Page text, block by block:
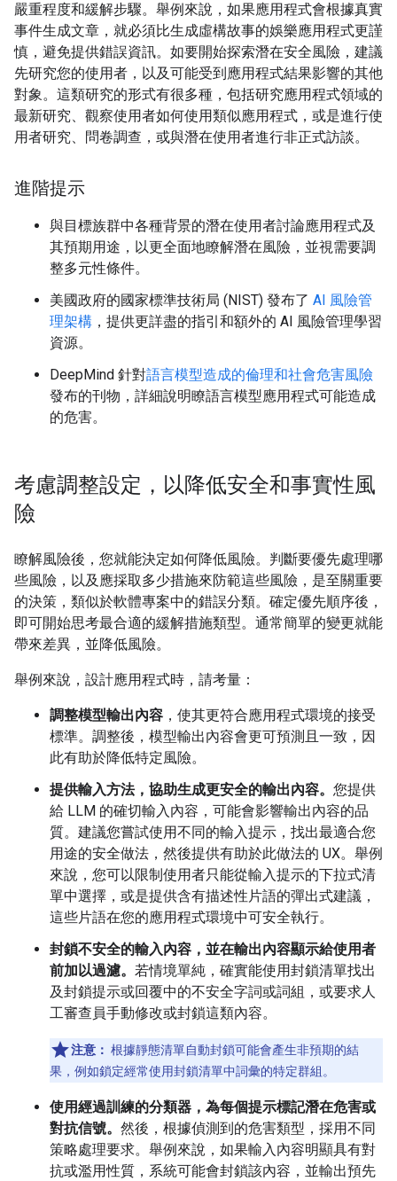
嚴重程度和緩解步驟。舉例來說，如果應用程式會根據真實
事件生成文章，就必須比生成虛構故事的娛樂應用程式更謹
慎，避免提供錯誤資訊。如要開始探索潛在安全風險，建議
先研究您的使用者，以及可能受到應用程式結果影響的其他
對象。這類研究的形式有很多種，包括研究應用程式領域的
最新研究、觀察使用者如何使用類似應用程式，或是進行使
用者研究、問卷調查，或與潛在使用者進行非正式訪談。
進階提示
與目標族群中各種背景的潛在使用者討論應用程式及
其預期用途，以更全面地瞭解潛在風險，並視需要調
整多元性條件。
美國政府的國家標準技術局 (NIST) 發布了 AI 風險管
理架構 ，提供更詳盡的指引和額外的 AI 風險管理學習
資源。
DeepMind 針對語言模型造成的倫理和社會危害風險
發布的刊物，詳細說明瞭語言模型應用程式可能造成
的危害。
考慮調整設定，以降低安全和事實性風
險
瞭解風險後，您就能決定如何降低風險。判斷要優先處理哪
些風險，以及應採取多少措施來防範這些風險，是至關重要
的決策，類似於軟體專案中的錯誤分類。確定優先順序後，
即可開始思考最合適的緩解措施類型。通常簡單的變更就能
帶來差異，並降低風險。
舉例來說，設計應用程式時，請考量：
調整模型輸出內容 ，使其更符合應用程式環境的接受
標準。調整後，模型輸出內容會更可預測且一致，因
此有助於降低特定風險。
提供輸入方法，協助生成更安全的輸出內容。 您提供
給 LLM 的確切輸入內容，可能會影響輸出內容的品
質。建議您嘗試使用不同的輸入提示，找出最適合您
用途的安全做法，然後提供有助於此做法的 UX。舉例
來說，您可以限制使用者只能從輸入提示的下拉式清
單中選擇，或是提供含有描述性片語的彈出式建議，
這些片語在您的應用程式環境中可安全執行。
封鎖不安全的輸入內容，並在輸出內容顯示給使用者
前加以過濾。 若情境單純，確實能使用封鎖清單找出
及封鎖提示或回覆中的不安全字詞或詞組，或要求人
工審查員手動修改或封鎖這類內容。
注意： 根據靜態清單自動封鎖可能會產生非預期的結
果，例如鎖定經常使用封鎖清單中詞彙的特定群組。
使用經過訓練的分類器，為每個提示標記潛在危害或
對抗信號。 然後，根據偵測到的危害類型，採用不同
策略處理要求。舉例來說，如果輸入內容明顯具有對
抗或濫用性質，系統可能會封鎖該內容，並輸出預先